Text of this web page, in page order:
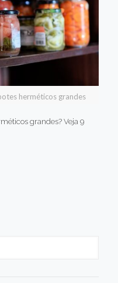
herméticos grandes
grandes? Veja 9